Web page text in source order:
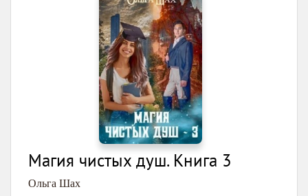
Магия чистых душ. Книга 3
Ольга Шах